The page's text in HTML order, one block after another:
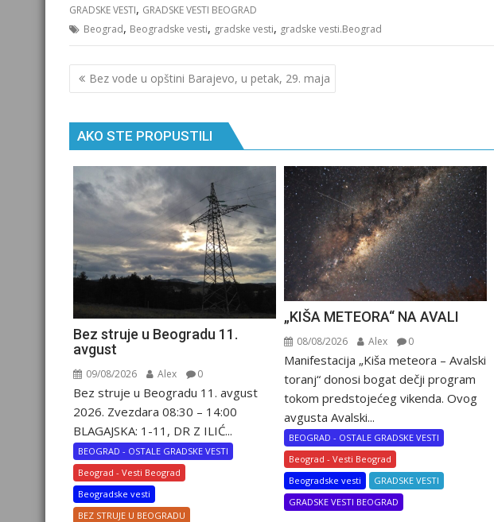
GRADSKE VESTI, GRADSKE VESTI BEOGRAD
Beograd, Beogradske vesti, gradske vesti, gradske vesti.Beograd
Кретање
чланка
Bez vode u opštini Barajevo, u petak, 29. maja
AKO STE PROPUSTILI
Bez struje u Beogradu 11.
avgust
09/08/2026 Alex 0
Bez struje u Beogradu 11. avgust
2026. Zvezdara 08:30 – 14:00
BLAGAJSKA: 1-11, DR Z ILIĆ...
BEOGRAD - OSTALE GRADSKE VESTI
Beograd - Vesti Beograd
Beogradske vesti
BEZ STRUJE U BEOGRADU
„KIŠA METEORA“ NA AVALI
08/08/2026 Alex 0
Manifestacija „Kiša meteora – Avalski
toranj“ donosi bogat dečji program
tokom predstojećeg vikenda. Ovog
avgusta Avalski...
BEOGRAD - OSTALE GRADSKE VESTI
Beograd - Vesti Beograd
Beogradske vesti
GRADSKE VESTI
GRADSKE VESTI BEOGRAD